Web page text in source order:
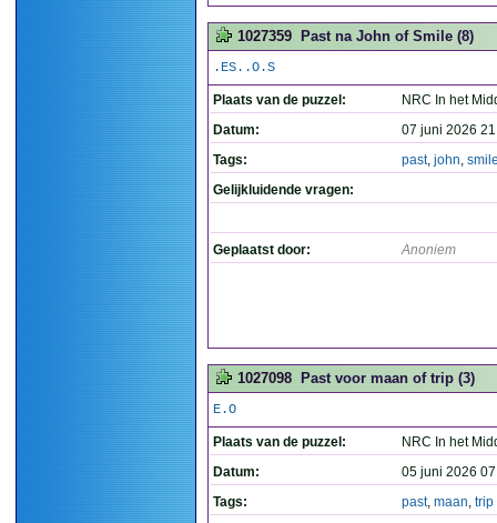
1027359 Past na John of Smile (8)
.ES..O.S
Plaats van de puzzel:
NRC In het
Datum:
07 juni 2026
Tags:
past, john,
Gelijkluidende vragen:
Geplaatst door: Anoniem
1027098 Past voor maan of trip (3)
E.O
Plaats van de puzzel:
NRC In het
Datum:
05 juni 2026
Tags:
past, maan, trip